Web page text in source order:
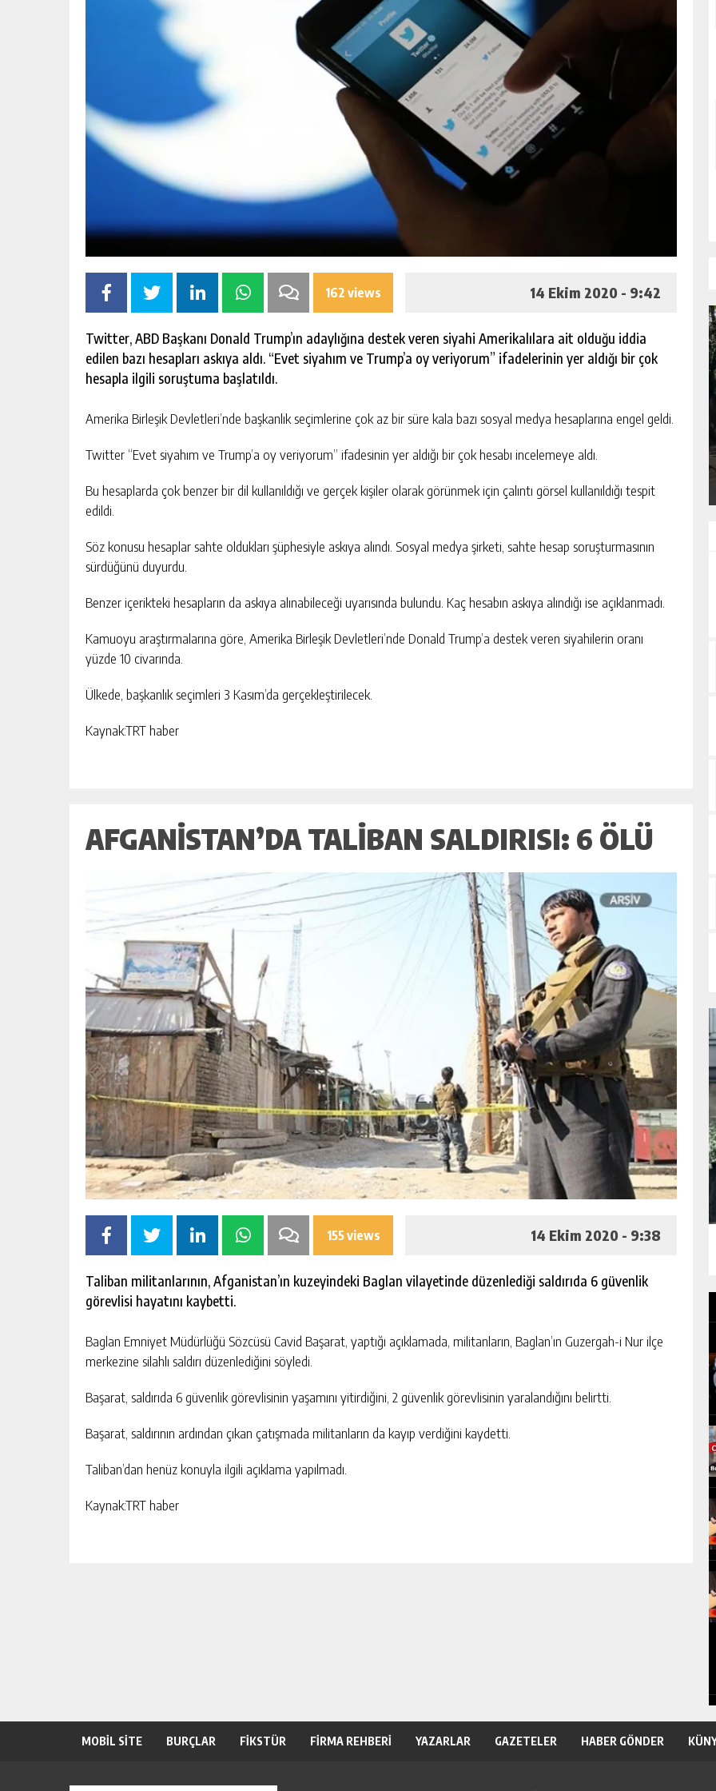
162 views 14 Ekim 2020 - 9:42
Twitter, ABD Başkanı Donald Trump’ın adaylığına destek veren siyahi Amerikalılara ait olduğu iddia
edilen bazı hesapları askıya aldı. “Evet siyahım ve Trump’a oy veriyorum” ifadelerinin yer aldığı bir çok
hesapla ilgili soruştuma başlatıldı.
Amerika Birleşik Devletleri’nde başkanlık seçimlerine çok az bir süre kala bazı sosyal medya hesaplarına engel geldi.
Twitter “Evet siyahım ve Trump’a oy veriyorum” ifadesinin yer aldığı bir çok hesabı incelemeye aldı.
Bu hesaplarda çok benzer bir dil kullanıldığı ve gerçek kişiler olarak görünmek için çalıntı görsel kullanıldığı tespit
edildi.
Söz konusu hesaplar sahte oldukları şüphesiyle askıya alındı. Sosyal medya şirketi, sahte hesap soruşturmasının
sürdüğünü duyurdu.
Benzer içerikteki hesapların da askıya alınabileceği uyarısında bulundu. Kaç hesabın askıya alındığı ise açıklanmadı.
Kamuoyu araştırmalarına göre, Amerika Birleşik Devletleri’nde Donald Trump’a destek veren siyahilerin oranı
yüzde 10 civarında.
Ülkede, başkanlık seçimleri 3 Kasım’da gerçekleştirilecek.
Kaynak:TRT haber
AFGANISTAN’DA TALIBAN SALDIRISI: 6 ÖLÜ
155 views 14 Ekim 2020 - 9:38
Taliban militanlarının, Afganistan’ın kuzeyindeki Baglan vilayetinde düzenlediği saldırıda 6 güvenlik
görevlisi hayatını kaybetti.
Baglan Emniyet Müdürlüğü Sözcüsü Cavid Başarat, yaptığı açıklamada, militanların, Baglan’ın Guzergah-i Nur ilçe
merkezine silahlı saldırı düzenlediğini söyledi.
Başarat, saldırıda 6 güvenlik görevlisinin yaşamını yitirdiğini, 2 güvenlik görevlisinin yaralandığını belirtti.
Başarat, saldırının ardından çıkan çatışmada militanların da kayıp verdiğini kaydetti.
Taliban’dan henüz konuyla ilgili açıklama yapılmadı.
Kaynak:TRT haber
GÜNLÜK HABER AKIŞI
NEVIDE ÇIÇEK PAYLAŞILAMIYOR!
AVRUPA MI, SÜPER LIG MI?
GÜNLÜK HABER AKIŞI
KÜLTÜR ELÇILERI DERNEĞI AÇILIŞ
GECESINI İSTANBUL FATIH’TE
GERÇEKLEŞTIRDI
MOBİL SİTE BURÇLAR FİKSTÜR FİRMA REHBERİ YAZARLAR GAZETELER HABER GÖNDER